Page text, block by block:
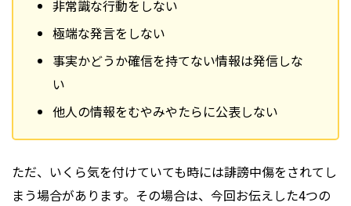
非常識な行動をしない
極端な発言をしない
事実かどうか確信を持てない情報は発信しな
い
他人の情報をむやみやたらに公表しない
ただ、いくら気を付けていても時には誹謗中傷をされてし
まう場合があります。その場合は、今回お伝えした4つの